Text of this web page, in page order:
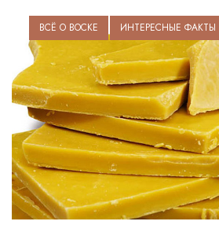
ВСЁ О ВОСКЕ ИНТЕРЕСНЫЕ ФАКТЫ